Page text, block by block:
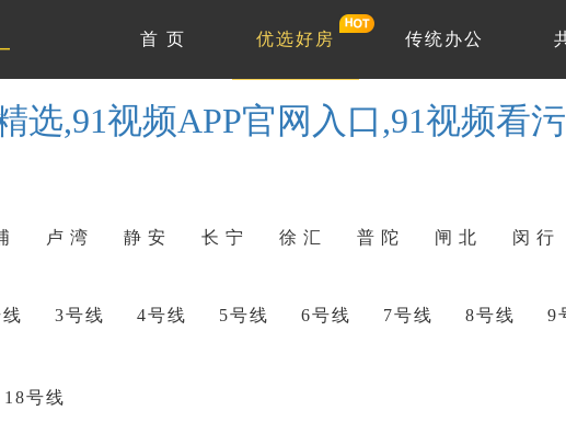
选,91视频APP官网入口,91视频看
首 页 优选好房 传统办公
卢 湾 静 安 长 宁 徐 汇 普 陀 闸 北 闵 行
3号线 4号线 5号线 6号线 7号线 8号线 9
18号线